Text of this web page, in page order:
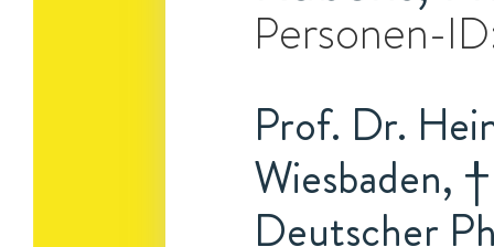
Personen-
Prof. Dr.
Wiesbaden,
Deutscher